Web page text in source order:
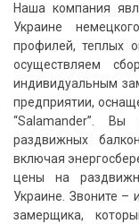
Наша компания
Украине
профилей, теплых
осуществляем
индивидуальным
предприятии,
“Salamander”. Вы
раздвижных
включая
цены на
Украине. Звоните –
замерщика,